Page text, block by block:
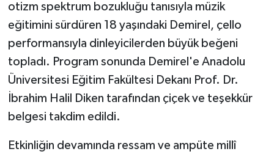
otizm spektrum bozukluğu tanısıyla müzik
eğitimini sürdüren 18 yaşındaki Demirel, çello
performansıyla dinleyicilerden büyük beğeni
topladı. Program sonunda Demirel'e Anadolu
Üniversitesi Eğitim Fakültesi Dekanı Prof. Dr.
İbrahim Halil Diken tarafından çiçek ve teşekkür
belgesi takdim edildi.
Etkinliğin devamında ressam ve ampüte millî